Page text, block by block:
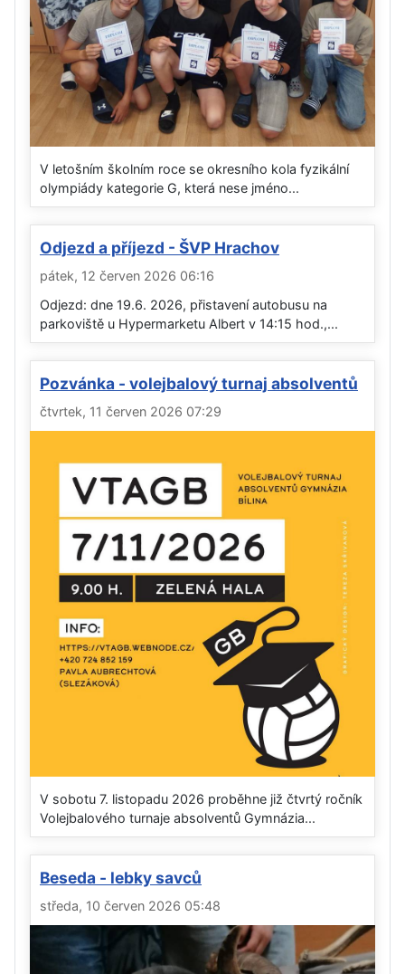
V letošním školním roce se okresního kola fyzikální
olympiády kategorie G, která nese jméno...
Odjezd a příjezd - ŠVP Hrachov
pátek, 12 červen 2026 06:16
Odjezd: dne 19.6. 2026, přistavení autobusu na
parkoviště u Hypermarketu Albert v 14:15 hod.,...
Pozvánka - volejbalový turnaj absolventů
čtvrtek, 11 červen 2026 07:29
V sobotu 7. listopadu 2026 proběhne již čtvrtý ročník
Volejbalového turnaje absolventů Gymnázia...
Beseda - lebky savců
středa, 10 červen 2026 05:48